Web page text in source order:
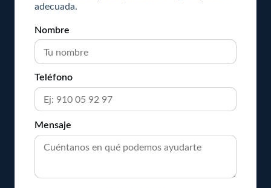
adecuada.
Nombre
Teléfono
Mensaje